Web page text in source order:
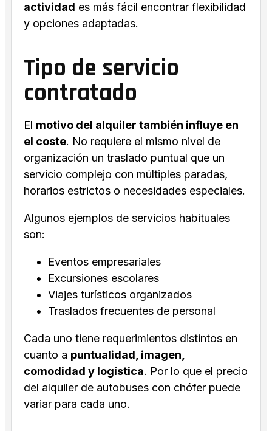
actividad es más fácil encontrar flexibilidad
y opciones adaptadas.
Tipo de servicio
contratado
El motivo del alquiler también influye en
el coste. No requiere el mismo nivel de
organización un traslado puntual que un
servicio complejo con múltiples paradas,
horarios estrictos o necesidades especiales.
Algunos ejemplos de servicios habituales
son:
Eventos empresariales
Excursiones escolares
Viajes turísticos organizados
Traslados frecuentes de personal
Cada uno tiene requerimientos distintos en
cuanto a puntualidad, imagen,
comodidad y logística. Por lo que el precio
del alquiler de autobuses con chófer puede
variar para cada uno.